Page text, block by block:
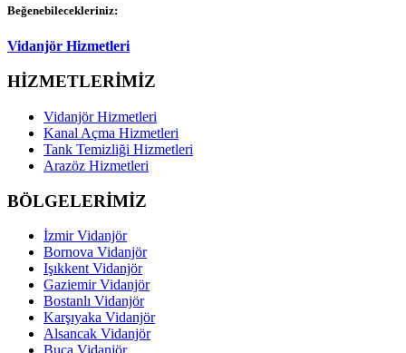
Beğenebilecekleriniz:
Vidanjör Hizmetleri
HİZMETLERİMİZ
Vidanjör Hizmetleri
Kanal Açma Hizmetleri
Tank Temizliği Hizmetleri
Arazöz Hizmetleri
BÖLGELERİMİZ
İzmir Vidanjör
Bornova Vidanjör
Işıkkent Vidanjör
Gaziemir Vidanjör
Bostanlı Vidanjör
Karşıyaka Vidanjör
Alsancak Vidanjör